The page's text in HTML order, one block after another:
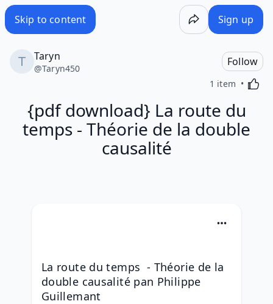
Skip to content Sign up
Taryn
@Taryn450
Follow
1 item
{pdf download} La route du
temps - Théorie de la double
causalité
La route du temps  - Théorie de la
double causalité pan Philippe
Guillemant